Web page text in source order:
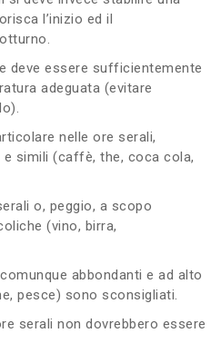
l’inizio ed il
deve essere sufficientemente
adeguata (evitare
nelle ore serali,
simili (caffè, the, coca cola,
o, peggio, a scopo
(vino, birra,
abbondanti e ad alto
pesce) sono sconsigliati.
serali non dovrebbero essere